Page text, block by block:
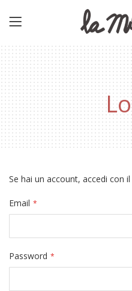
Se hai un account, accedi con
Email
Password